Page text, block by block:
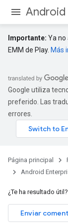
Android
Importante: Ya no
EMM de Play. Más
Google utiliza
preferido. Las
errores.
Página principal
Android
¿Te ha resultado útil?
Enviar